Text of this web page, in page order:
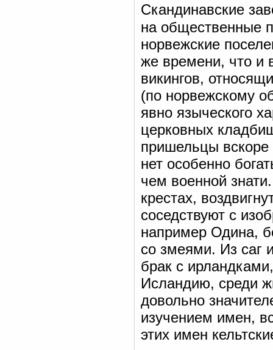
Скандинавские
на общественные
норвежские
же времени, что и
викингов,
(по норвежскому
явно языческого
церковных
пришельцы вскоре
нет особенно
чем военной
крестах,
соседствуют с
например Одина,
со змеями. Из саг
брак с
Исландию, среди
довольно
изучением имен,
этих имен